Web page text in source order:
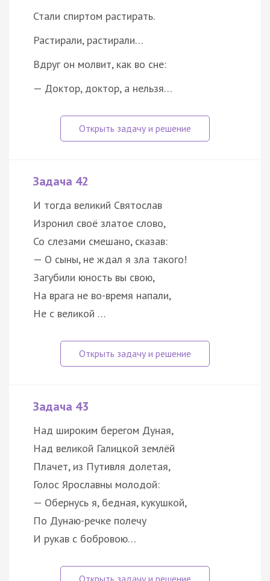
Стали спиртом растирать.
Растирали, растирали…
Вдруг он молвит, как во сне:
— Доктор, доктор, а нельзя…
Задача 42
И тогда великий Святослав
Изронил своё златое слово,
Со слезами смешано, сказав:
— О сыны, не ждал я зла такого!
Загубили юность вы свою,
На врага не во-время напали,
Не с великой …
Задача 43
Над широким берегом Дуная,
Над великой Галицкой землёй
Плачет, из Путивля долетая,
Голос Ярославны молодой:
— Обернусь я, бедная, кукушкой,
По Дунаю-речке полечу
И рукав с бобровою…